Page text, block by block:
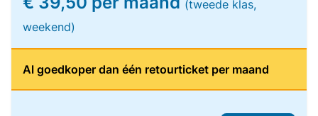
(tweede klas,
weekend)
Al goedkoper dan één retourticket per maand